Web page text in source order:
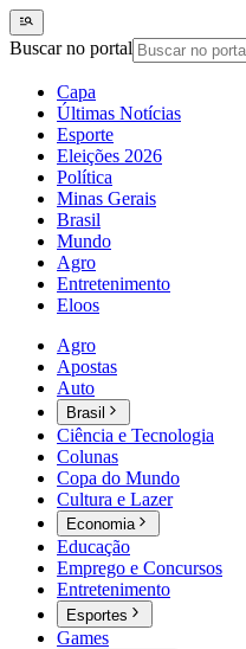
Buscar no portal
Capa
Últimas Notícias
Esporte
Eleições 2026
Política
Minas Gerais
Brasil
Mundo
Agro
Entretenimento
Eloos
Agro
Apostas
Auto
Brasil
Ciência e Tecnologia
Colunas
Copa do Mundo
Cultura e Lazer
Economia
Educação
Emprego e Concursos
Entretenimento
Esportes
Games